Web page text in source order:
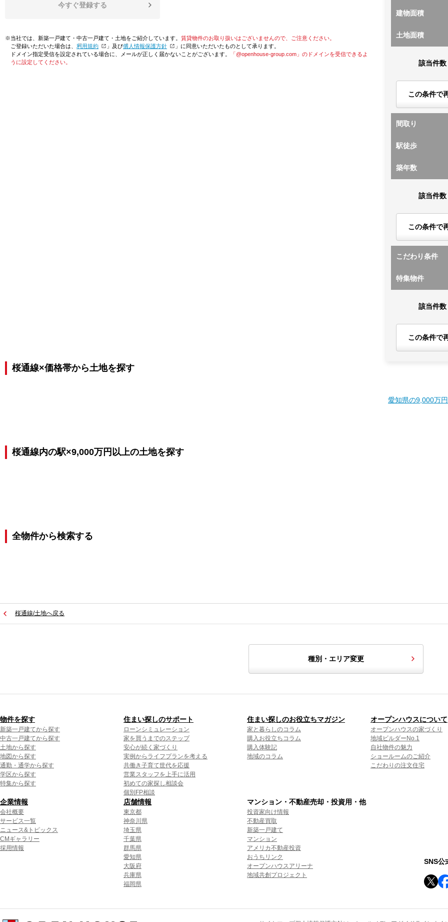
今すぐ登録する
※当社では、新築一戸建て・中古一戸建て・土地をご紹介しています。 賃貸物件のお取り扱いはございませんので、ご注意ください。
ご登録いただいた場合は、「利用規約 」及び「個人情報保護方針
」に同意いただいたものとして承ります。
ドメイン指定受信を設定されている場合に、メールが正しく届かないことがございます。
「@openhouse-group.com」のドメインを受信できるよ
うに設定してください。
建物面積
土地面積
該当件数
この条件で
間取り
駅徒歩
築年数
該当件数
この条件で
こだわり条件
特集物件
該当件数
この条件で
桜通線×価格帯から土地を探す
愛知県の9,000万
桜通線内の駅×9,000万円以上の土地を探す
全物件から検索する
桜通線/土地へ戻る
種別・エリア変更
物件を探す
新築一戸建てから探す
中古一戸建てから探す
土地から探す
地図から探す
通勤・通学から探す
学区から探す
特集から探す
住まい探しのサポート
ローンシミュレーション
家を買うまでのステップ
安心が続く家づくり
実例からライフプランを考える
共働き子育て世代を応援
営業スタッフを上手に活用
初めての家探し相談会
個別FP相談
住まい探しのお役立ちマガジン
家と暮らしのコラム
購入お役立ちコラム
購入体験記
地域のコラム
オープンハウスについて
オープンハウスの家づくり
地域ビルダーNo.1
自社物件の魅力
ショールームのご紹介
こだわりの注文住宅
企業情報
会社概要
サービス一覧
ニュース&トピックス
CMギャラリー
採用情報
店舗情報
東京都
神奈川県
埼玉県
千葉県
群馬県
愛知県
大阪府
兵庫県
福岡県
マンション・不動産売却・投資用・他
投資家向け情報
不動産買取
新築一戸建て
マンション
アメリカ不動産投資
おうちリンク
オープンハウスアリーナ
地域共創プロジェクト
SNS公